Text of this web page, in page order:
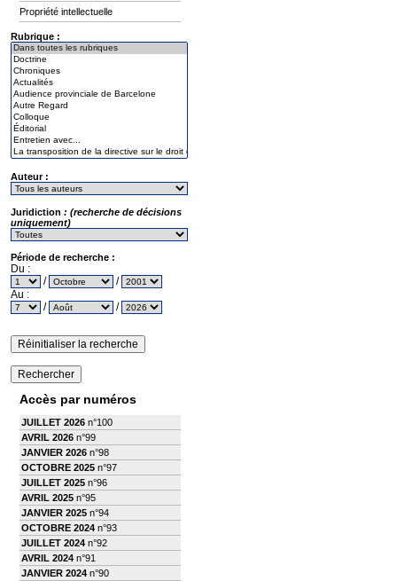
Propriété intellectuelle
Rubrique :
Auteur :
Juridiction : (recherche de décisions
uniquement)
Période de recherche :
Du :
/
/
Au :
/
/
Accès par numéros
JUILLET 2026 n°100
AVRIL 2026 n°99
JANVIER 2026 n°98
OCTOBRE 2025 n°97
JUILLET 2025 n°96
AVRIL 2025 n°95
JANVIER 2025 n°94
OCTOBRE 2024 n°93
JUILLET 2024 n°92
AVRIL 2024 n°91
JANVIER 2024 n°90